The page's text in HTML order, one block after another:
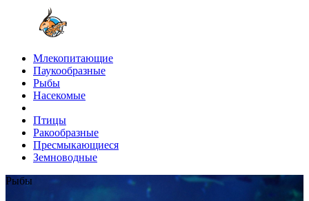
Млекопитающие
Паукообразные
Рыбы
Насекомые
Птицы
Ракообразные
Пресмыкающиеся
Земноводные
Рыбы